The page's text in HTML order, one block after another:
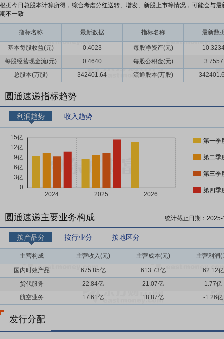
根据今日总股本计算所得，综合考虑分红送转、增发、新股上市等情况，可能会与最
期不一致
指标名称 最新数据 指标名称 最新数
基本每股收益(元) 0.4023 每股净资产(元)
每股经营现金流(元)
0.4640 每股公积金(元)
3.7557
总股本(万股)
342401.64 流通股本(万股)
圆通速递指标趋势
利润趋势 收入趋势
第一季
第二季
第三季
第四季
圆通速递主要业务构成 统计截止日期：
按产品分 按行业分 按地区分
主营构成 主营收入(元) 主营成本(元) 主营利润(
国内时效产品 675.85亿 613.73亿
62.12亿
货代服务
22.84亿 21.07亿
1.77亿
航空业务
17.61亿 18.87亿 -1.26亿
发行分配